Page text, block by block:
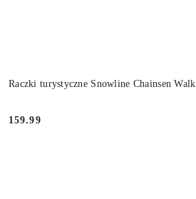
Raczki turystyczne Snowline Chainsen Walk
Cena:
159.99